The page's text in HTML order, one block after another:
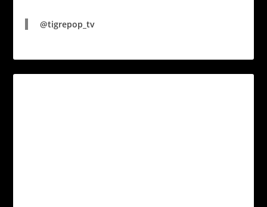
@tigrepop_tv